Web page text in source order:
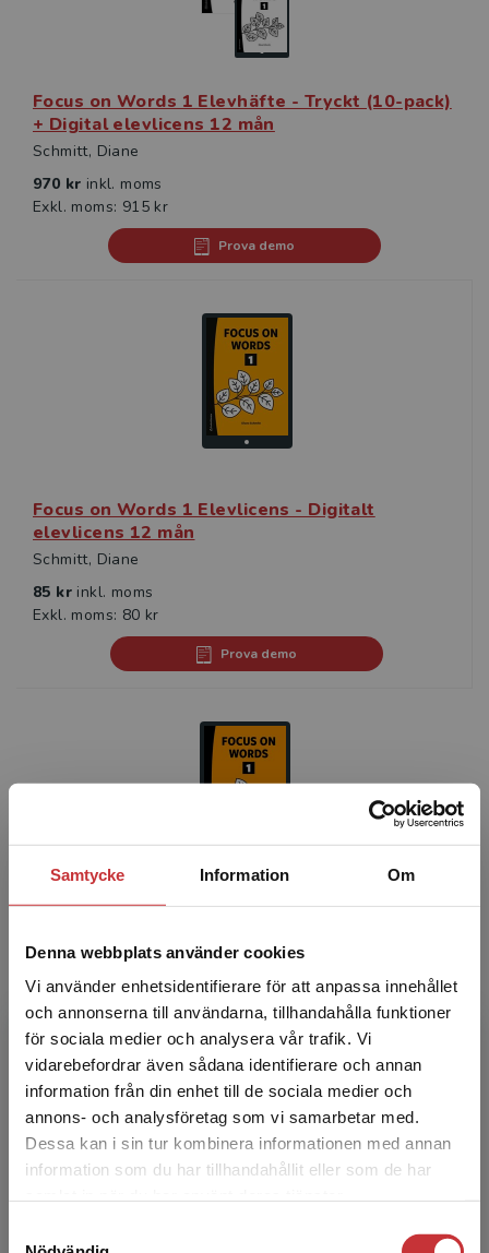
Samtycke Information Om
Denna webbplats använder cookies
Vi använder enhetsidentifierare för att anpassa innehållet
och annonserna till användarna, tillhandahålla funktioner
för sociala medier och analysera vår trafik. Vi
vidarebefordrar även sådana identifierare och annan
information från din enhet till de sociala medier och
annons- och analysföretag som vi samarbetar med.
Dessa kan i sin tur kombinera informationen med annan
information som du har tillhandahållit eller som de har
Begränsad fraktregion
Det verkar som att du besöker
studentlitteratur.se via en enhet utanför Sverige.
Vi erbjuder inte leveranser utanför Sverige. För
Focus on Words 1 Elevhäfte - Tryckt (10-pack)
+ Digital elevlicens 12 mån
Schmitt, Diane
970 kr inkl. moms
Exkl. moms: 915 kr
Prova demo
Focus on Words 1 Elevlicens - Digitalt
elevlicens 12 mån
Schmitt, Diane
85 kr inkl. moms
Exkl. moms: 80 kr
Prova demo
elevlicens 12 mån 30 elever
Schmitt, Diane
Exkl. moms: 2 105 kr
Prova demo